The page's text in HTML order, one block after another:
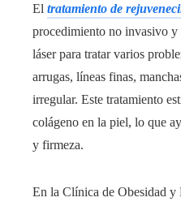
El tratamiento de
procedimiento no invasivo
láser para tratar varios
arrugas, líneas finas,
irregular. Este tratamiento
colágeno en la piel, lo que
y firmeza.
En la Clínica de Obesidad